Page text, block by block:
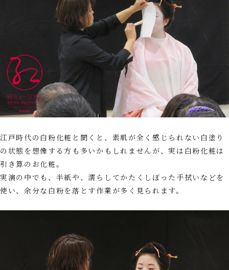
江戸時代の白粉化粧と聞くと、素肌が全く感じられない白塗り
の状態を想像する方も多いかもしれませんが、実は白粉化粧は
引き算のお化粧。
実演の中でも、半紙や、濡らしてかたくしぼった手拭いなどを
使い、余分な白粉を落とす作業が多く見られます。